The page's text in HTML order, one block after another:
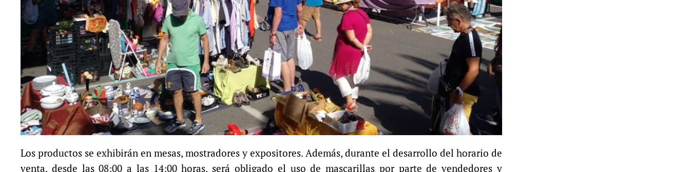
Los productos se exhibirán en mesas, mostradores y expositores. Además, durante el desarrollo del horario de
venta, desde las 08:00 a las 14:00 horas, será obligado el uso de mascarillas por parte de vendedores y